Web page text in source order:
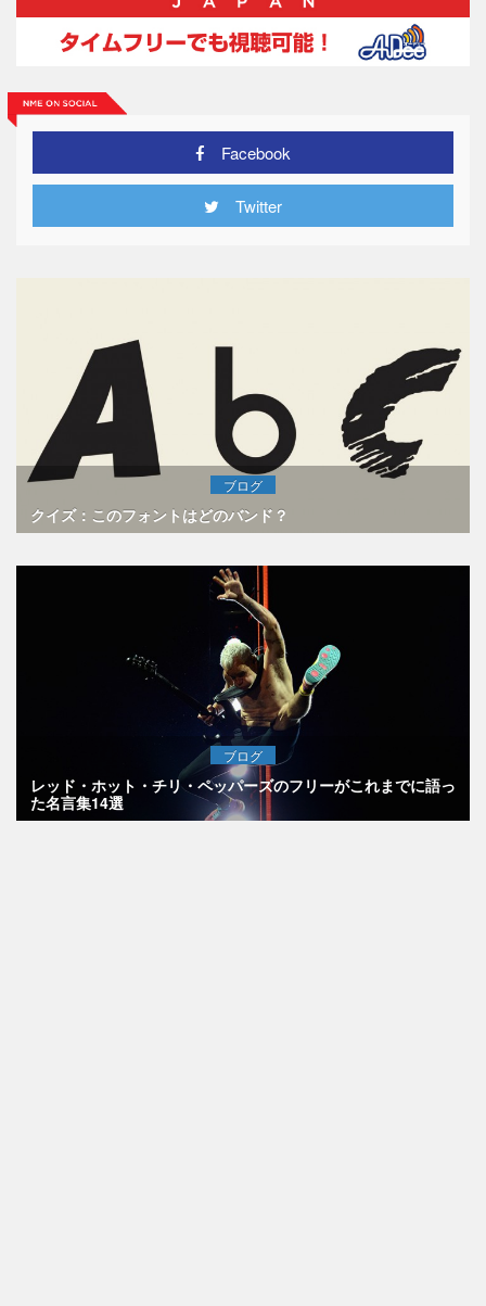
Facebook
Twitter
ブログ
クイズ：このフォントはどのバンド？
ブログ
レッド・ホット・チリ・ペッパーズのフリーがこれまでに語っ
た名言集14選